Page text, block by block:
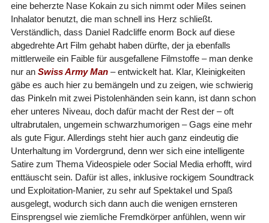
eine beherzte Nase Kokain zu sich nimmt oder Miles seinen
Inhalator benutzt, die man schnell ins Herz schließt.
Verständlich, dass Daniel Radcliffe enorm Bock auf diese
abgedrehte Art Film gehabt haben dürfte, der ja ebenfalls
mittlerweile ein Faible für ausgefallene Filmstoffe – man denke
nur an Swiss Army Man– entwickelt hat. Klar, Kleinigkeiten
gäbe es auch hier zu bemängeln und zu zeigen, wie schwierig
das Pinkeln mit zwei Pistolenhänden sein kann, ist dann schon
eher unteres Niveau, doch dafür macht der Rest der – oft
ultrabrutalen, ungemein schwarzhumorigen – Gags eine mehr
als gute Figur. Allerdings steht hier auch ganz eindeutig die
Unterhaltung im Vordergrund, denn wer sich eine intelligente
Satire zum Thema Videospiele oder Social Media erhofft, wird
enttäuscht sein. Dafür ist alles, inklusive rockigem Soundtrack
und Exploitation-Manier, zu sehr auf Spektakel und Spaß
ausgelegt, wodurch sich dann auch die wenigen ernsteren
Einsprengsel wie ziemliche Fremdkörper anfühlen, wenn wir